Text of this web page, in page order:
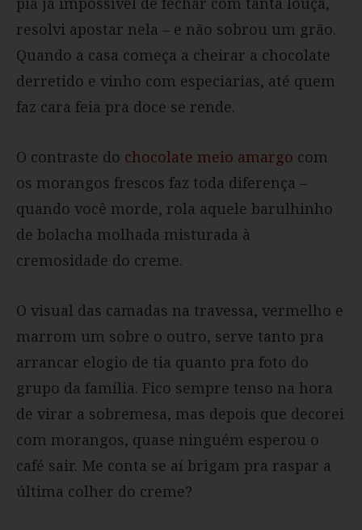
resolvi apostar nela – e não sobrou um grão.
Quando a casa começa a cheirar a chocolate
derretido e vinho com especiarias, até quem
faz cara feia pra doce se rende.
O contraste do chocolate meio amargo com
os morangos frescos faz toda diferença –
quando você morde, rola aquele barulhinho
de bolacha molhada misturada à
cremosidade do creme.
O visual das camadas na travessa, vermelho e
marrom um sobre o outro, serve tanto pra
arrancar elogio de tia quanto pra foto do
grupo da família. Fico sempre tenso na hora
de virar a sobremesa, mas depois que decorei
com morangos, quase ninguém esperou o
café sair. Me conta se aí brigam pra raspar a
última colher do creme?